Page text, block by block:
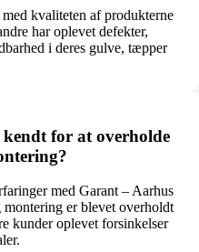
kvaliteten af produkterne
har oplevet defekter,
i deres gulve, tæpper
for at overholde
med Garant – Aarhus
er blevet overholdt
kunder oplevet forsinkelser